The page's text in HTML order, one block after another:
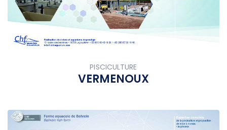
PISCICULTURE
VERMENOUX